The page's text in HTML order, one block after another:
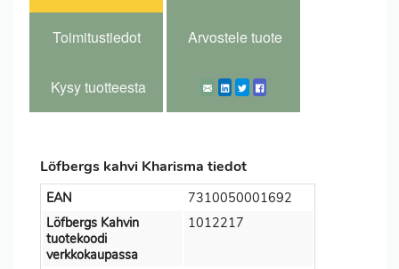
Toimitustiedot Arvostele tuote
Kysy tuotteesta
Löfbergs kahvi Kharisma tiedot
EAN
7310050001692
Löfbergs Kahvin
tuotekoodi
verkkokaupassa
1012217